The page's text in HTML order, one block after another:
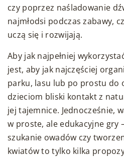
czy poprzez naśladowanie
najmłodsi podczas zabawy,
uczą się i rozwijają.
Aby jak najpełniej
jest, aby jak najczęściej
parku, lasu lub po prostu do
dzieciom bliski kontakt z
jej tajemnice. Jednocześnie,
w proste, ale edukacyjne gry
szukanie owadów czy
kwiatów to tylko kilka